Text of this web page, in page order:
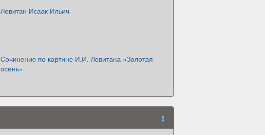
Левитан Исаак Ильич
Сочинение по картине И.И. Левитана «Золотая
осень»